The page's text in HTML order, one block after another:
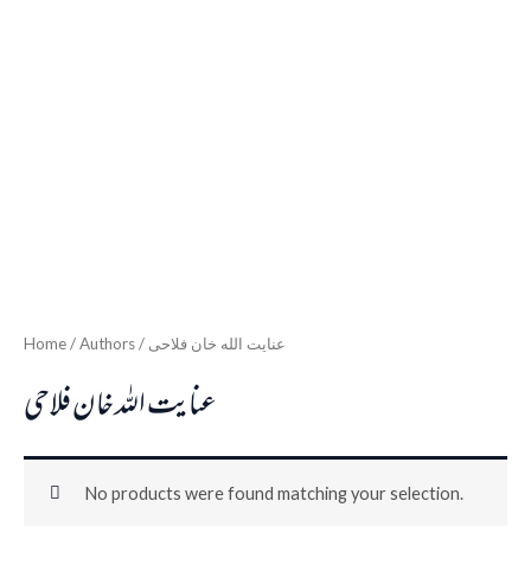
Home / Authors / عنایت الله خان فلاحی
عنایت الله خان فلاحی
No products were found matching your selection.